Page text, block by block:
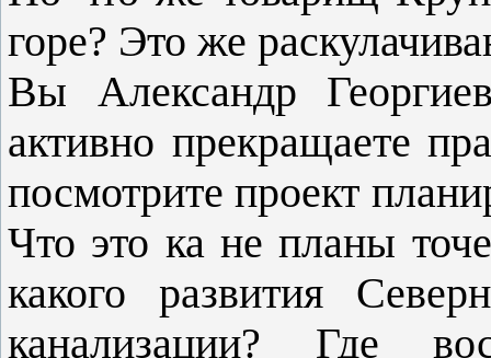
горе? Это же
Вы Александр
активно прекращаете
посмотрите проект
Что это ка не планы
какого развития
канализации? Где